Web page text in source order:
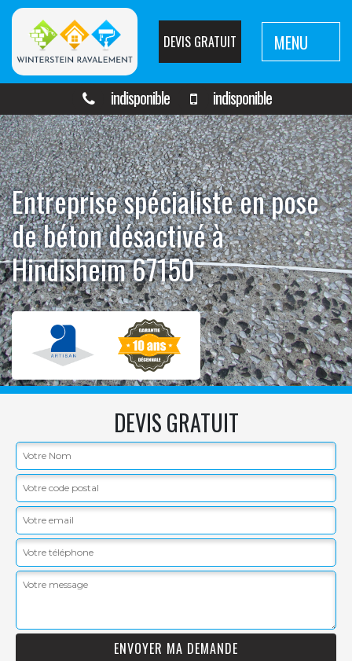
DEVIS GRATUIT MENU
indisponible indisponible
Entreprise spécialiste en pose
de béton désactivé à
Hindisheim 67150
DEVIS GRATUIT